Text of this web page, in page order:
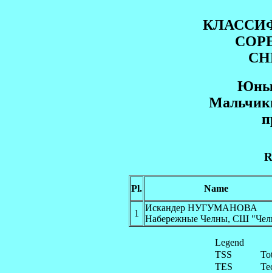
Pl. Name
1
Искандер НУГУМАНОВА
Набережные Челны, СШ
Legend
TSS
TES